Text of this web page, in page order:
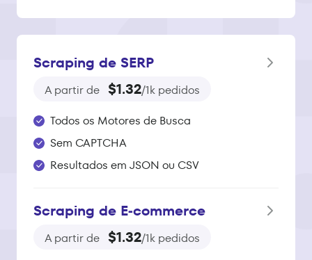
Scraping de SERP
A partir de $1.32/1k pedidos
Todos os Motores de Busca
Sem CAPTCHA
Resultados em JSON ou CSV
Scraping de E‑commerce
A partir de $1.32/1k pedidos